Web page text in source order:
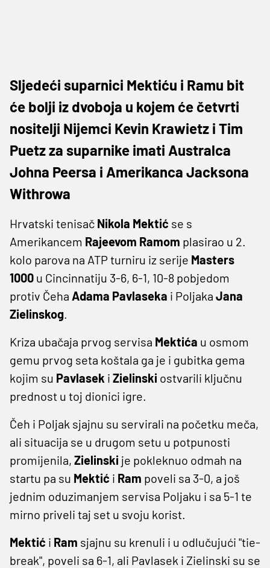
Sljedeći suparnici Mektiću i Ramu bit
će bolji iz dvoboja u kojem će četvrti
nositelji Nijemci Kevin Krawietz i Tim
Puetz za suparnike imati Australca
Johna Peersa i Amerikanca Jacksona
Withrowa
Hrvatski tenisač Nikola Mektić se s
Amerikancem Rajeevom Ramom plasirao u 2.
kolo parova na ATP turniru iz serije Masters
1000 u Cincinnatiju 3-6, 6-1, 10-8 pobjedom
protiv Čeha Adama Pavlaseka i Poljaka Jana
Zielinskog.
Kriza ubačaja prvog servisa Mektića u osmom
gemu prvog seta koštala ga je i gubitka gema
kojim su Pavlasek i Zielinski ostvarili ključnu
prednost u toj dionici igre.
Čeh i Poljak sjajnu su servirali na početku meča,
ali situacija se u drugom setu u potpunosti
promijenila, Zielinski je pokleknuo odmah na
startu pa su Mektić i Ram poveli sa 3-0, a još
jednim oduzimanjem servisa Poljaku i sa 5-1 te
mirno priveli taj set u svoju korist.
Mektić i Ram sjajnu su krenuli i u odlučujući "tie-
break", poveli sa 6-1, ali Pavlasek i Zielinski su se